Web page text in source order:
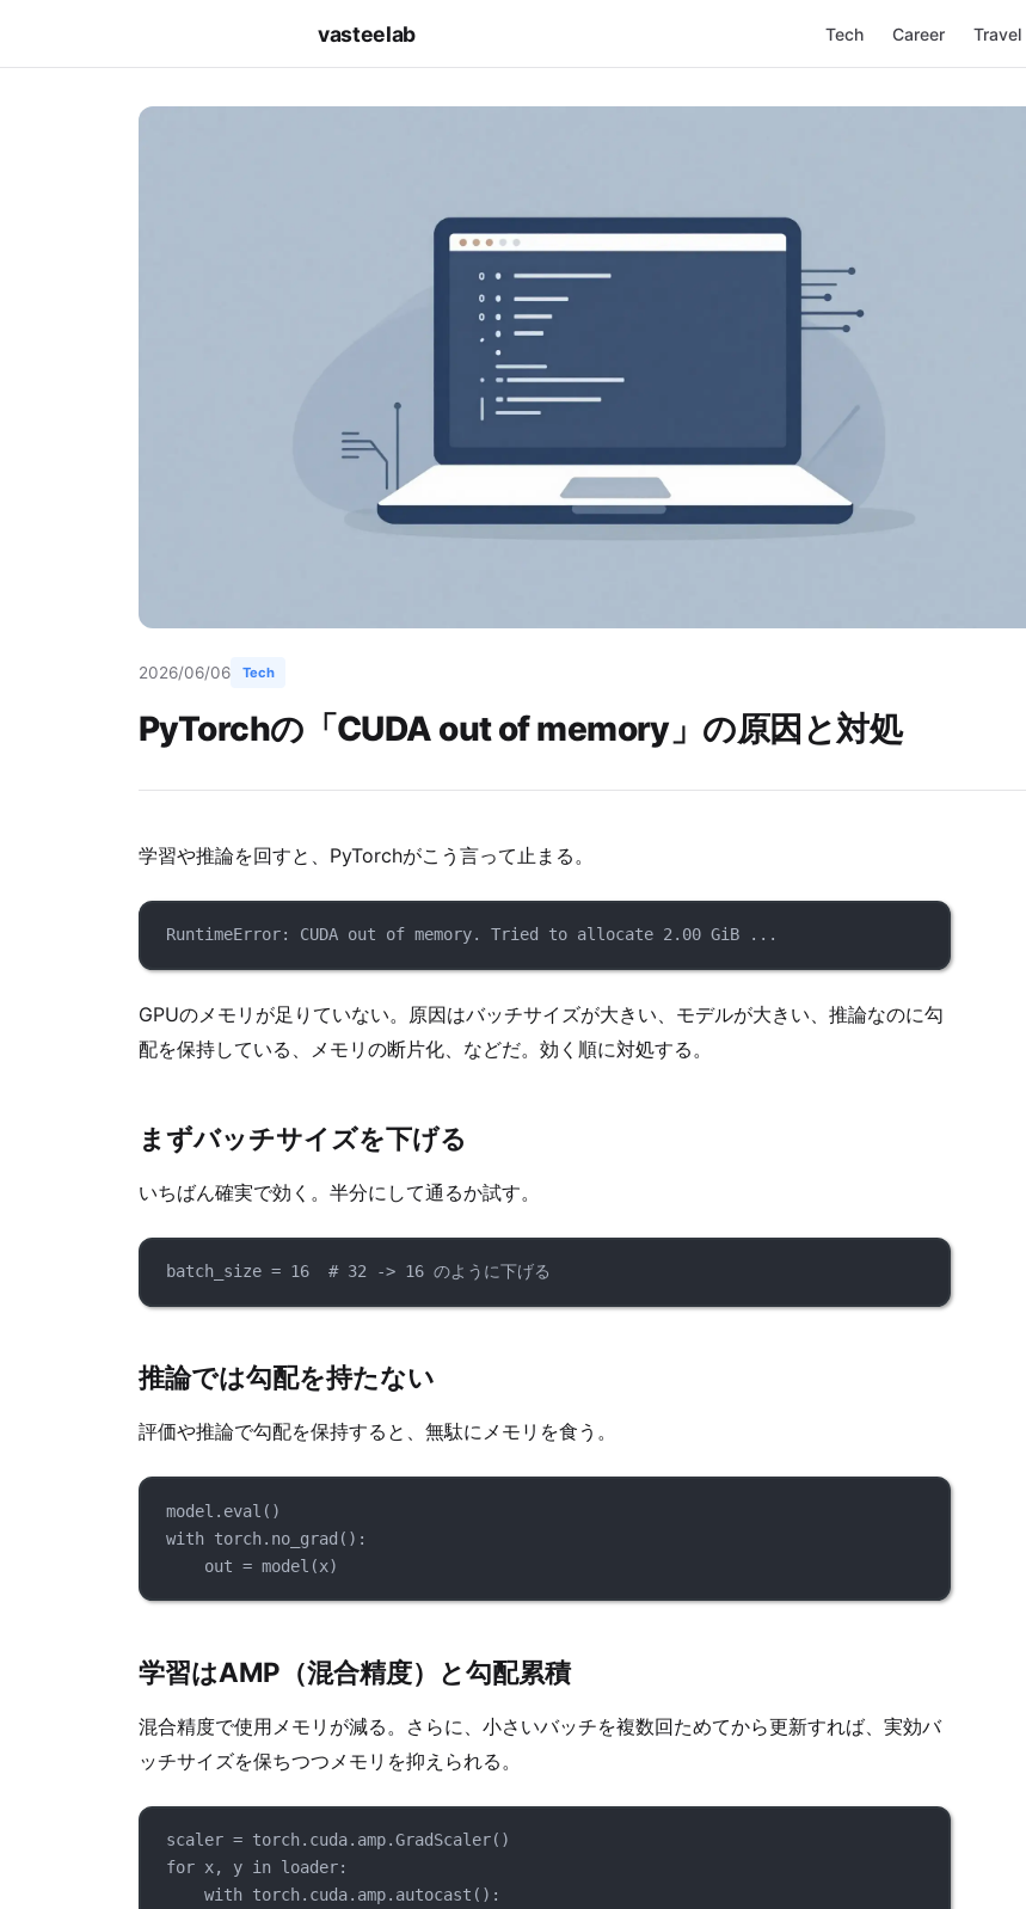
vasteelab Tech Career Travel
2026/06/06 Tech
PyTorchの「CUDA out of memory」の原因と対処
学習や推論を回すと、PyTorchがこう言って止まる。
RuntimeError: CUDA out of memory. Tried to allocate 2.00 GiB ...
GPUのメモリが足りていない。原因はバッチサイズが大きい、モデルが大きい、推論なのに勾
配を保持している、メモリの断片化、などだ。効く順に対処する。
まずバッチサイズを下げる
いちばん確実で効く。半分にして通るか試す。
batch_size = 16 # 32 -> 16 のように下げる
推論では勾配を持たない
評価や推論で勾配を保持すると、無駄にメモリを食う。
model. eval ()
with torch. no_grad ():
out = model (x)
学習はAMP（混合精度）と勾配累積
混合精度で使用メモリが減る。さらに、小さいバッチを複数回ためてから更新すれば、実効バ
ッチサイズを保ちつつメモリを抑えられる。
scaler = torch.cuda.amp.GradScaler()
for x, y in loader:
with torch.cuda.amp. autocast ():